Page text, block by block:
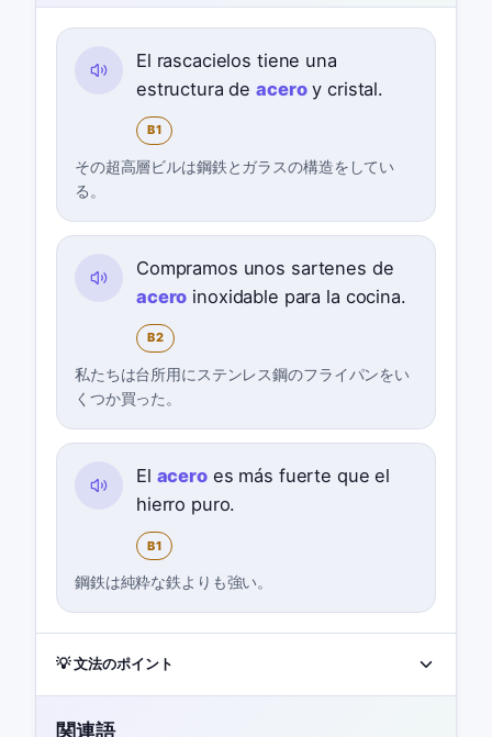
El rascacielos tiene una
estructura deaceroy cristal.
B1
その超高層ビルは鋼鉄とガラスの構造をしてい
る。
Compramos unos sartenes de
acero inoxidable para la cocina.
B2
私たちは台所用にステンレス鋼のフライパンをい
くつか買った。
El aceroes más fuerte que el
hierro puro.
B1
鋼鉄は純粋な鉄よりも強い。
💡 文法のポイント
関連語